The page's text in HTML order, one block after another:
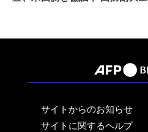
サイトからのお知らせ
サイトに関するヘルプ